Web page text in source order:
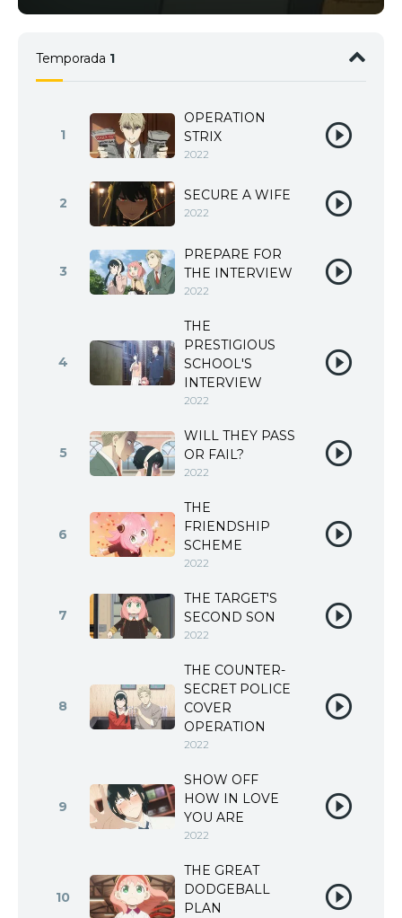
Temporada 1
1
OPERATION
STRIX
2022
2 SECURE A WIFE
2022
3
PREPARE FOR
THE INTERVIEW
2022
4
THE
PRESTIGIOUS
SCHOOL'S
INTERVIEW
2022
5
WILL THEY PASS
OR FAIL?
2022
6
THE
FRIENDSHIP
SCHEME
2022
7
THE TARGET'S
SECOND SON
2022
8
THE COUNTER-
SECRET POLICE
COVER
OPERATION
2022
9
SHOW OFF
HOW IN LOVE
YOU ARE
2022
10
THE GREAT
DODGEBALL
PLAN